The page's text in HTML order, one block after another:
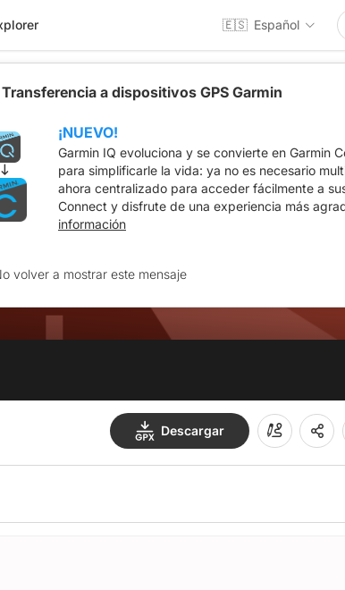
🇪🇸 Español
Descargar
Transferencia a dispositivos GPS Garmin
¡NUEVO!
Garmin IQ evoluciona y se convierte en Garmin
para simplificarle la vida: ya no es necesario
ahora centralizado para acceder fácilmente a
Connect y disfrute de una experiencia más
información
volver a mostrar este mensaje